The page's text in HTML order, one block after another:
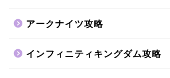
アークナイツ攻略
インフィニティキングダム攻略